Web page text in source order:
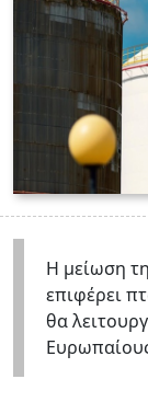
Η μείωση
επιφέρει
θα